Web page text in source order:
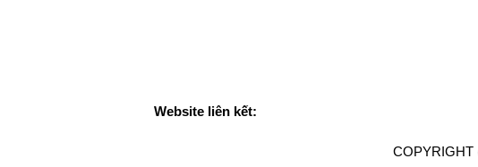
Website liên kết:
COPYRIGHT